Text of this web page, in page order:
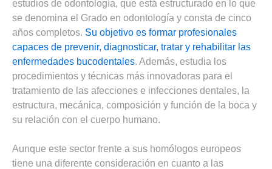
estudios de odontología, que está estructurado en lo que
se denomina el Grado en odontología y consta de cinco
años completos. Su objetivo es formar profesionales
capaces de prevenir, diagnosticar, tratar y rehabilitar las
enfermedades bucodentales. Además, estudia los
procedimientos y técnicas más innovadoras para el
tratamiento de las afecciones e infecciones dentales, la
estructura, mecánica, composición y función de la boca y
su relación con el cuerpo humano.
Aunque este sector frente a sus homólogos europeos
tiene una diferente consideración en cuanto a las